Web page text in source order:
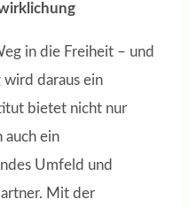
in die Freiheit – und
daraus ein
bietet nicht nur
auch ein
Umfeld und
Mit der